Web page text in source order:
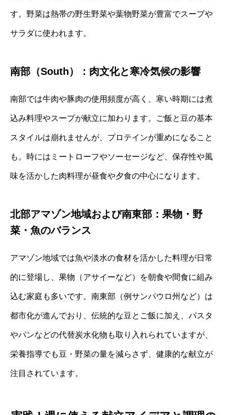
す。野菜は熱帯の野生野菜や葉物野菜が豊富でスープや
サラダに使われます。
南部（South）：肉文化と寒冷気候の影響
南部では牛肉や豚肉の使用頻度が高く、寒い時期には煮
込み料理やスープが献立に加わります。ご飯と豆の基本
スタイルは崩れませんが、プロテインが重めになること
も。時にはミートローフやソーセージなど、保存性や風
味を活かした肉料理が昼食や夕食の中心になります。
北部アマゾン地域および南東部：果物・野
菜・魚のバランス
アマゾン地域では魚や淡水の食材を活かした料理が日常
的に登場し、果物（アサイーなど）を朝食や間食に組み
込む家庭も多いです。南東部（例サンパウロ州など）は
都市化が進んでおり、伝統的な豆とご飯に加え、パスタ
やパンなどの代替炭水化物も取り入れられていますが、
栄養指導でも豆・野菜の量を減らさず、健康的な献立が
注目されています。